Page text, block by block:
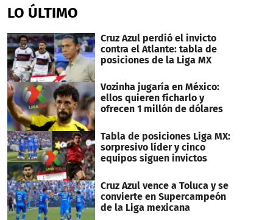
of
40
LO ÚLTIMO
Cruz Azul perdió el invicto
contra el Atlante: tabla de
posiciones de la Liga MX
Vozinha jugaría en México:
ellos quieren ficharlo y
ofrecen 1 millón de dólares
Tabla de posiciones Liga MX:
sorpresivo líder y cinco
equipos siguen invictos
Cruz Azul vence a Toluca y se
convierte en Supercampeón
de la Liga mexicana